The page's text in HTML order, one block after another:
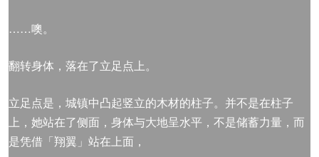
……噢。
翻转身体，落在了立足点上。
立足点是，城镇中凸起竖立的木材的柱子。并不是在柱子
上，她站在了侧面，身体与大地呈水平，不是储蓄力量，而
是凭借「翔翼」站在上面，